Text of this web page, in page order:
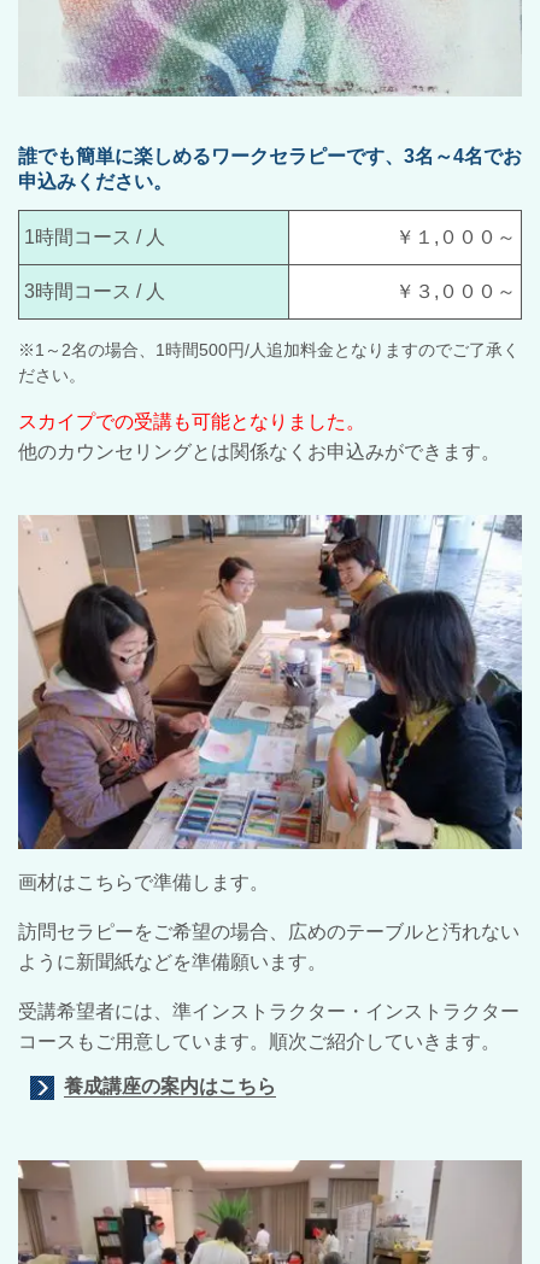
誰でも簡単に楽しめるワークセラピーです、3名～4名でお
申込みください。
1時間コース / 人 ￥１,０００～
3時間コース / 人 ￥３,０００～
※1～2名の場合、1時間500円/人追加料金となりますのでご了承く
ださい。
スカイプでの受講も可能となりました。
他のカウンセリングとは関係なくお申込みができます。
画材はこちらで準備します。
訪問セラピーをご希望の場合、広めのテーブルと汚れない
ように新聞紙などを準備願います。
受講希望者には、準インストラクター・インストラクター
コースもご用意しています。順次ご紹介していきます。
養成講座の案内はこちら